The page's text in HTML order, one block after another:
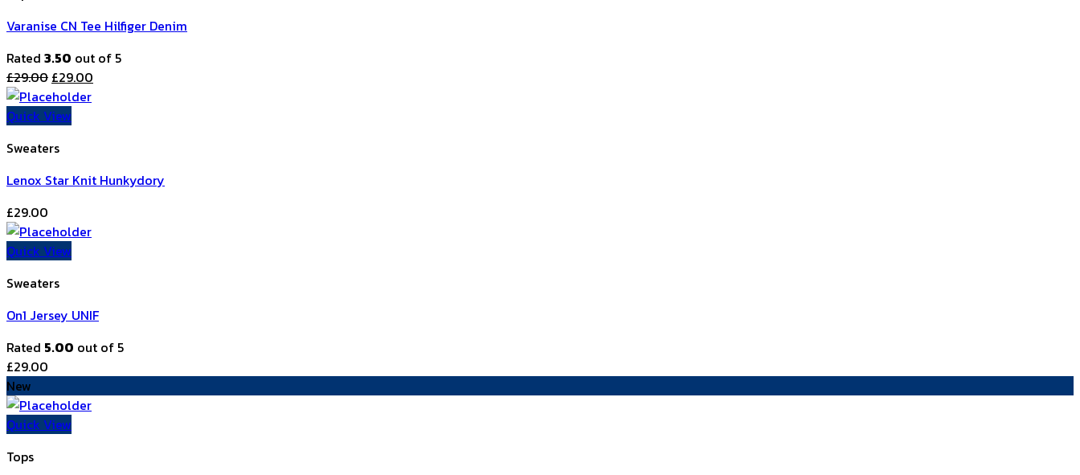
Varanise CN Tee Hilfiger Denim
Rated 3.50 out of 5
£29.00 £29.00
Quick View
Sweaters
Lenox Star Knit Hunkydory
£29.00
Quick View
Sweaters
On1 Jersey UNIF
Rated 5.00 out of 5
£29.00
New
Quick View
Tops